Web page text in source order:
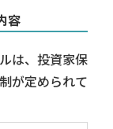
容
は、投資家保
が定められて